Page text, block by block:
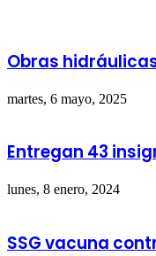
Obras
martes, 6 mayo, 2025
Entregan 43
lunes, 8 enero, 2024
SSG vacuna